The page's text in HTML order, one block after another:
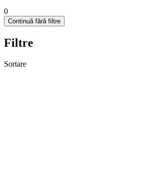
0
Continuă fără filtre
Filtre
Sortare